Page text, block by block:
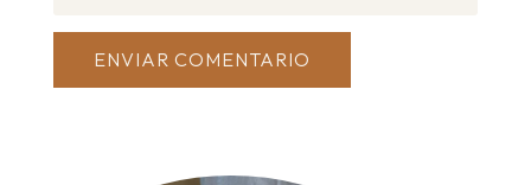
ENVIAR COMENTARIO